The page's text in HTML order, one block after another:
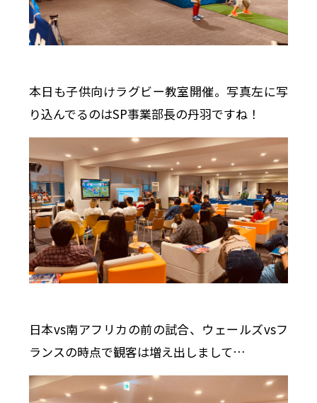
本日も子供向けラグビー教室開催。写真左に写
り込んでるのはSP事業部長の丹羽ですね！
日本vs南アフリカの前の試合、ウェールズvsフ
ランスの時点で観客は増え出しまして…